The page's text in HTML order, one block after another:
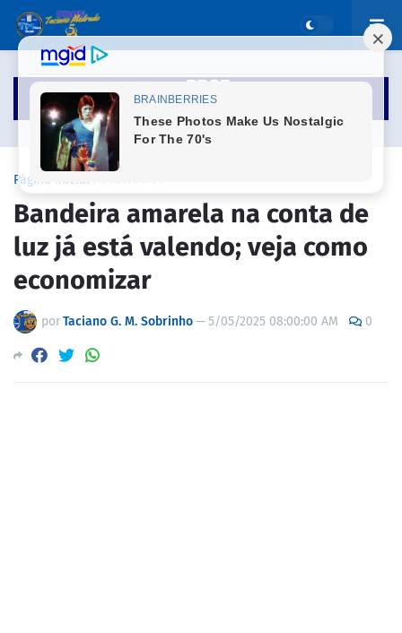
Página inicial
Bandeira amarela na conta de
luz já está valendo; veja como
economizar
porTaciano G. M. Sobrinho—5/05/2025 08:00:00 AM 0